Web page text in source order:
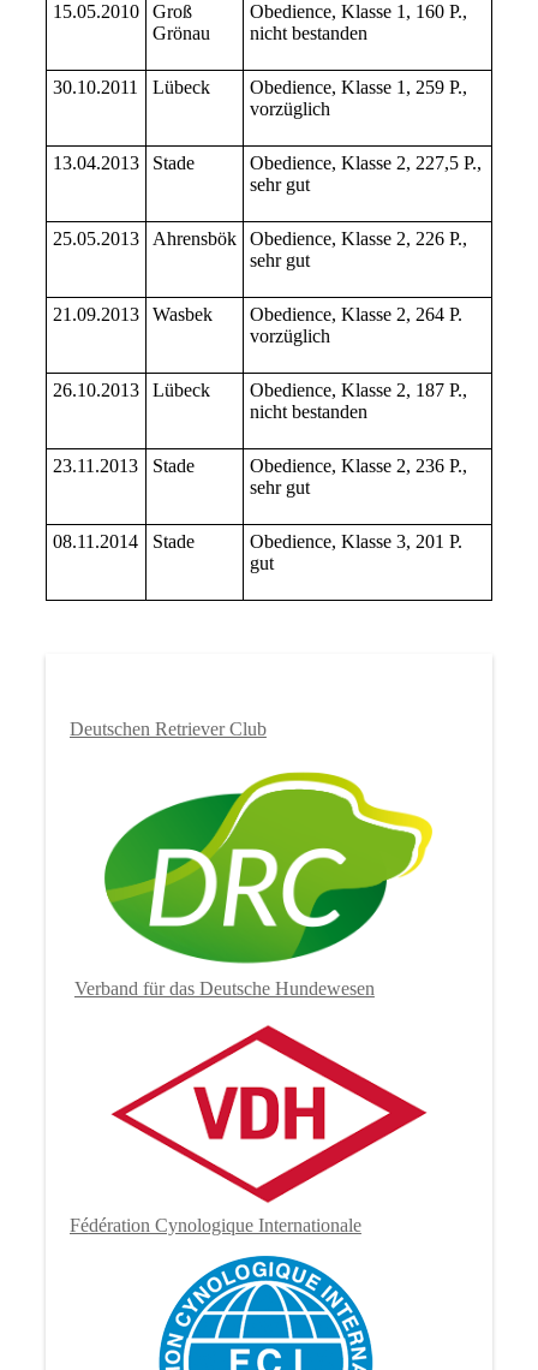
15.05.2010
Groß
Grönau
Obedience, Klasse 1, 160 P.,
nicht bestanden
30.10.2011 Lübeck
Obedience, Klasse 1, 259 P.,
vorzüglich
13.04.2013 Stade
Obedience, Klasse 2, 227,5 P.,
sehr gut
25.05.2013 Ahrensbök
Obedience, Klasse 2, 226 P.,
sehr gut
21.09.2013 Wasbek
Obedience, Klasse 2, 264 P.
vorzüglich
26.10.2013 Lübeck
Obedience, Klasse 2, 187 P.,
nicht bestanden
23.11.2013 Stade
Obedience, Klasse 2, 236 P.,
sehr gut
08.11.2014 Stade
Obedience, Klasse 3, 201 P.
gut
Deutschen Retriever Club
Verband für das Deutsche Hundewesen
Fédération Cynologique Internationale